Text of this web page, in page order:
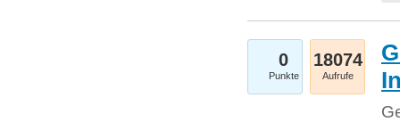
0
Punkte
18074
Aufrufe